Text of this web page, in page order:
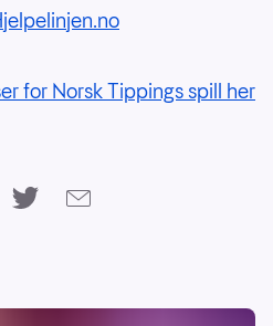
for Norsk Tippings spill her